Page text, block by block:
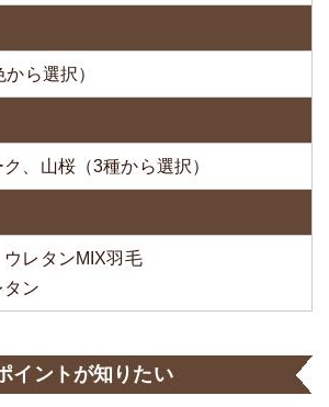
ら選択）
、山桜（3種から選択）
ウレタンMIX羽毛
タン
イントが知りたい